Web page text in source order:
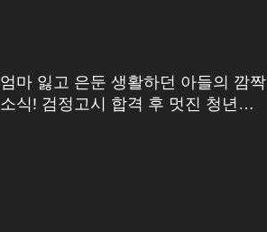
엄마 잃고 은둔 생활하던 아들의 깜짝
소식! 검정고시 합격 후 멋진 청년이